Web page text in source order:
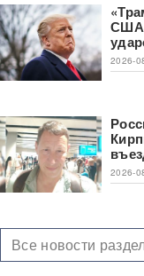
США
2026-
2026-
Все новости